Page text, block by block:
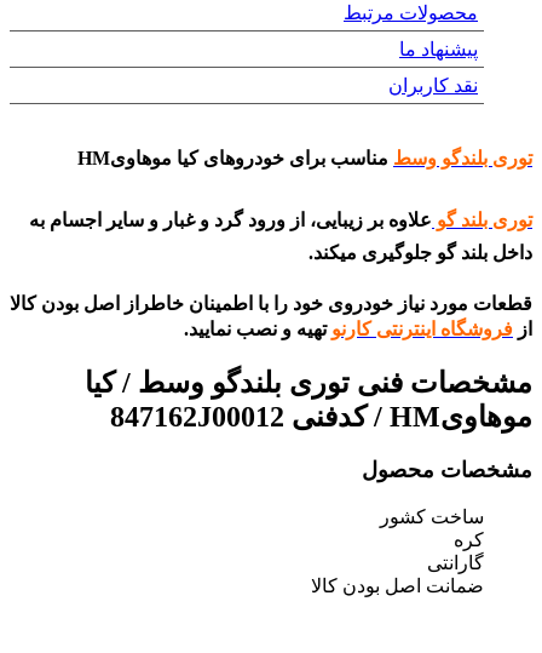
محصولات مرتبط
پیشنهاد ما
نقد کاربران
توری بلندگو وسط مناسب برای خودروهای کیا موهاویHM
توری بلند گو علاوه بر زیبایی، از ورود گرد و غبار و سایر اجسام به
داخل بلند گو جلوگیری میکند.
قطعات مورد نیاز خودروی خود را با اطمینان خاطراز اصل بودن کالا
از فروشگاه اینترنتی کارنو تهیه و نصب نمایید.
مشخصات فنی توری بلندگو وسط / کیا
موهاویHM / کدفنی 847162J00012
مشخصات محصول
ساخت کشور
کره
گارانتی
ضمانت اصل بودن کالا